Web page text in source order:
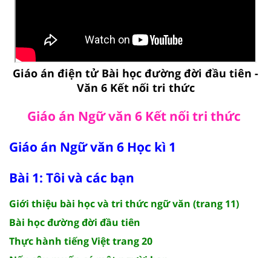
Giáo án điện tử Bài học đường đời đầu tiên -
Văn 6 Kết nối tri thức
Giáo án Ngữ văn 6 Kết nối tri thức
Giáo án Ngữ văn 6 Học kì 1
Bài 1: Tôi và các bạn
Giới thiệu bài học và tri thức ngữ văn (trang 11)
Bài học đường đời đầu tiên
Thực hành tiếng Việt trang 20